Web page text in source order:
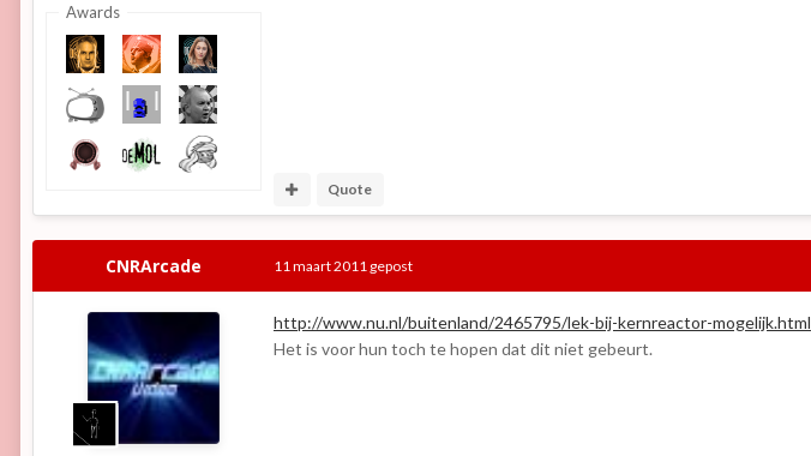
Awards
Quote
CNRArcade 11 maart 2011 gepost
http://www.nu.nl/buitenland/2465795/lek-bij-kernreactor-mogelijk.html
Het is voor hun toch te hopen dat dit niet gebeurt.